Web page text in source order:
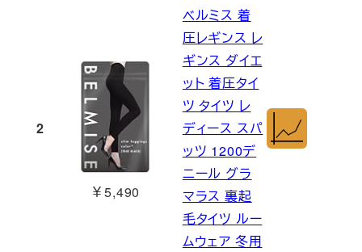
2
￥5,490
ベルミス 着
圧レギンス レ
ギンス ダイエ
ット 着圧タイ
ツ タイツ レ
ディース スパ
ッツ 1200デ
ニール グラ
マラス 裏起
毛タイツ ルー
ムウェア 冬用